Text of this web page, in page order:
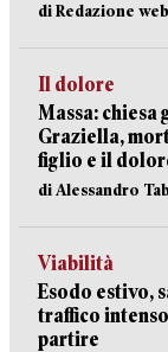
di Redazione web
Il dolore
Massa: chiesa
Graziella,
figlio e il
di Alessandro
Viabilità
Esodo estivo,
traffico
partire